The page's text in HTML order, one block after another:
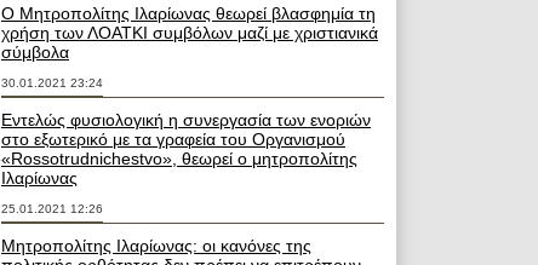
Ο Μητροπολίτης Ιλαρίωνας θεωρεί βλασφημία τη
χρήση των ΛΟΑΤΚΙ συμβόλων μαζί με χριστιανικά
σύμβολα
30.01.2021 23:24
Εντελώς φυσιολογική η συνεργασία των ενοριών
στο εξωτερικό με τα γραφεία του Οργανισμού
«Rossotrudnichestvo», θεωρεί ο μητροπολίτης
Ιλαρίωνας
25.01.2021 12:26
Μητροπολίτης Ιλαρίωνας: οι κανόνες της